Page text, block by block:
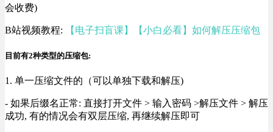
会收费)
B站视频教程: 【电子扫盲课】【小白必看】如何解压压缩包
目前有2种类型的压缩包:
1. 单一压缩文件的（可以单独下载和解压)
- 如果后缀名正常: 直接打开文件 > 输入密码 >解压文件 > 解压
成功, 有的情况会有双层压缩, 再继续解压即可